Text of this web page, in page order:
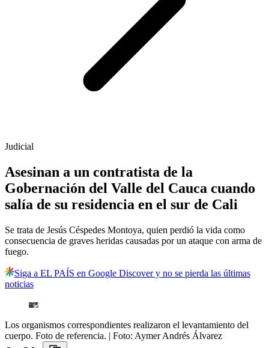
Judicial
Asesinan a un contratista de la
Gobernación del Valle del Cauca cuando
salía de su residencia en el sur de Cali
Se trata de Jesús Céspedes Montoya, quien perdió la vida como
consecuencia de graves heridas causadas por un ataque con arma de
fuego.
Siga a EL PAÍS en Google Discover y no se pierda las últimas
noticias
Los organismos correspondientes realizaron el levantamiento del
cuerpo. Foto de referencia. | Foto: Aymer Andrés Álvarez